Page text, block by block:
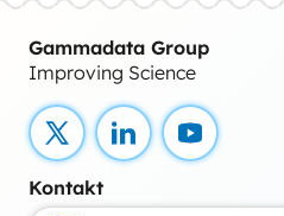
Gammadata Group
Improving Science
X LinkedInYouTube
Kontakt